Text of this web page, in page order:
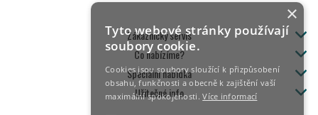
Zákaznický servis
Co nabízíme?
Speciální nabídka
Užitečné info
×
Tyto webové stránky používají
soubory cookie.
Cookies jsou soubory sloužící k přizpůsobení
obsahu, funkčnosti a obecně k zajištění vaší
maximální spokojenosti.Více informací